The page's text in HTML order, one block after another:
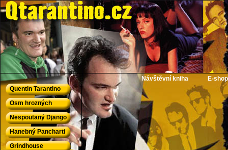
QTarantino.cz - Quentin Tarantino
Návštěvní kniha
E-shop
Quentin Tarantino
Osm hrozných
Nespoutaný Django
Hanebný Pancharti
Grindhouse